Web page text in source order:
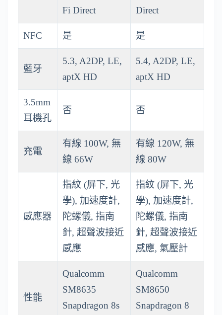
Fi Direct
Direct
NFC 是 是
藍牙
5.3, A2DP, LE,
aptX HD
5.4, A2DP, LE,
aptX HD
3.5mm
耳機孔
否 否
充電
有線 100W, 無
線 66W
有線 120W, 無
線 80W
感應器
指紋 (屏下, 光
學), 加速度計,
陀螺儀, 指南
針, 超聲波接近
感應
指紋 (屏下, 光
學), 加速度計,
陀螺儀, 指南
針, 超聲波接近
感應, 氣壓計
性能
Qualcomm
SM8635
Snapdragon 8s
Qualcomm
SM8650
Snapdragon 8